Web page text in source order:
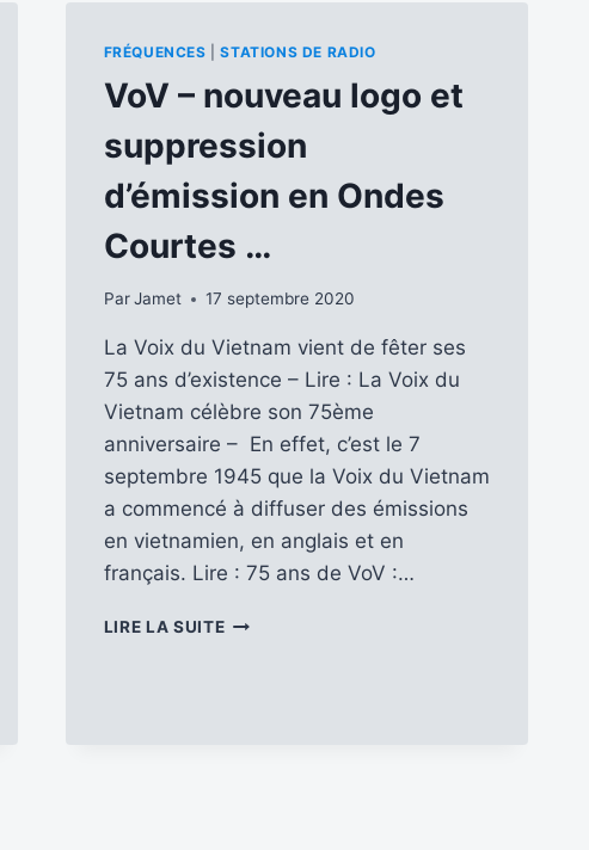
FRÉQUENCES |STATIONS DE RADIO
VoV – nouveau logo et
suppression
d’émission en Ondes
Courtes …
Par Jamet 17 septembre 2020
La Voix du Vietnam vient de fêter ses
75 ans d’existence – Lire : La Voix du
Vietnam célèbre son 75ème
anniversaire – En effet, c’est le 7
septembre 1945 que la Voix du Vietnam
a commencé à diffuser des émissions
en vietnamien, en anglais et en
français. Lire : 75 ans de VoV :…
LIRE LA SUITEVOV